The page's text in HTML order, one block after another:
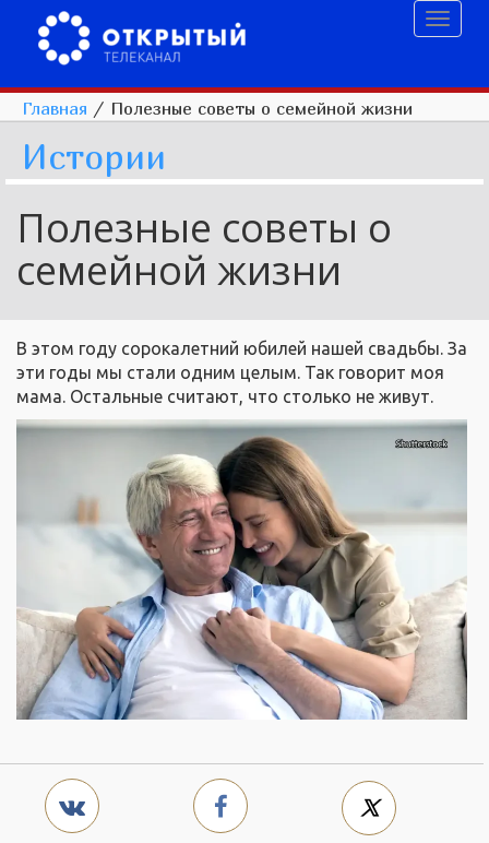
Главная / Полезные советы о семейной жизни
Истории
Полезные советы о
семейной жизни
В этом году сорокалетний юбилей нашей свадьбы. За
эти годы мы стали одним целым. Так говорит моя
мама. Остальные считают, что столько не живут.